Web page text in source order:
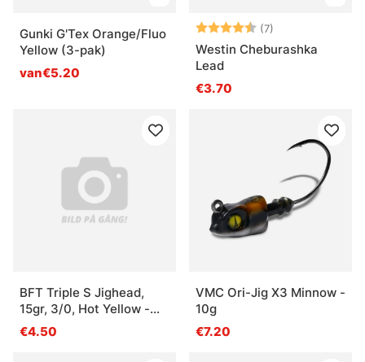
Gunki G'Tex Orange/Fluo
Yellow (3-pak)
van€5.20
Beoordeling:
(7)
Westin Cheburashka
Lead
€3.70
BFT Triple S Jighead,
15gr, 3/0, Hot Yellow -
2pcs
€4.50
VMC Ori-Jig X3 Minnow -
10g
€7.20